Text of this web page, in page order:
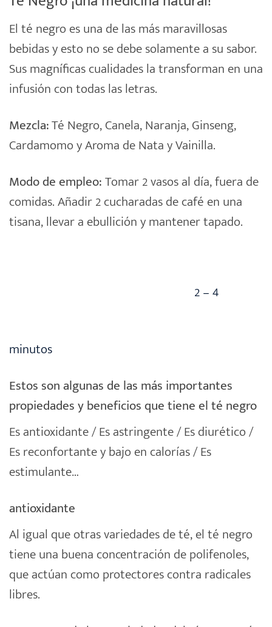
El té negro es una de las más maravillosas
bebidas y esto no se debe solamente a su sabor.
Sus magníficas cualidades la transforman en una
infusión con todas las letras.
Mezcla:Té Negro, Canela, Naranja, Ginseng,
Cardamomo y Aroma de Nata y Vainilla.
Modo de empleo:Tomar 2 vasos al día, fuera de
comidas. Añadir 2 cucharadas de café en una
tisana, llevar a ebullición y mantener tapado.
2 – 4
minutos
Estos son algunas de las más importantes
propiedades y beneficios que tiene el té negro
Es antioxidante / Es astringente / Es diurético /
Es reconfortante y bajo en calorías / Es
estimulante…
antioxidante
Al igual que otras variedades de té, el té negro
tiene una buena concentración de polifenoles,
que actúan como protectores contra radicales
libres.